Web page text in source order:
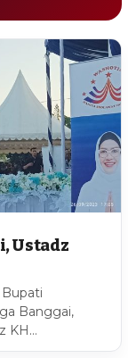
Ustadz
Banggai,
KH…